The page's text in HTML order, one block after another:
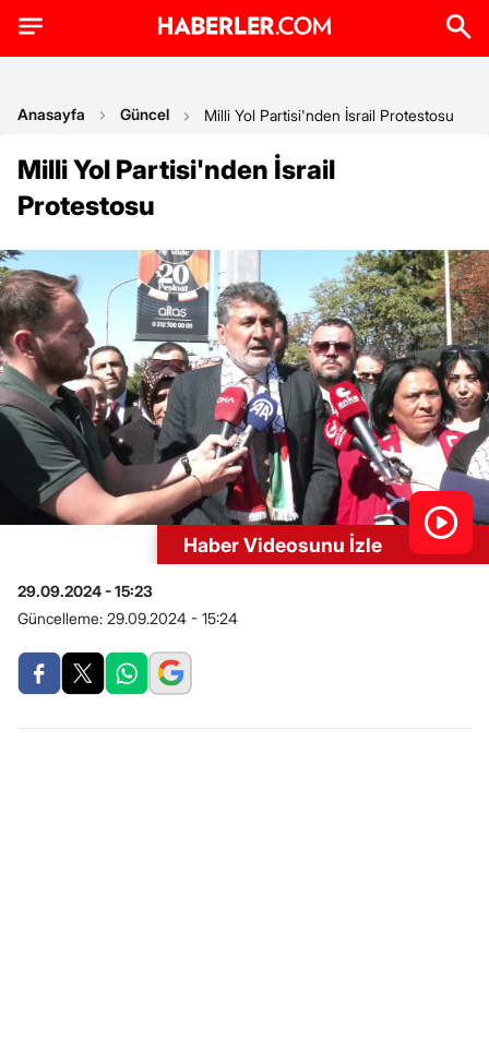
Anasayfa Güncel Milli Yol Partisi'nden İsrail Protestosu
Milli Yol Partisi'nden İsrail
Protestosu
Haber Videosunu İzle
29.09.2024 - 15:23
Güncelleme: 29.09.2024 - 15:24